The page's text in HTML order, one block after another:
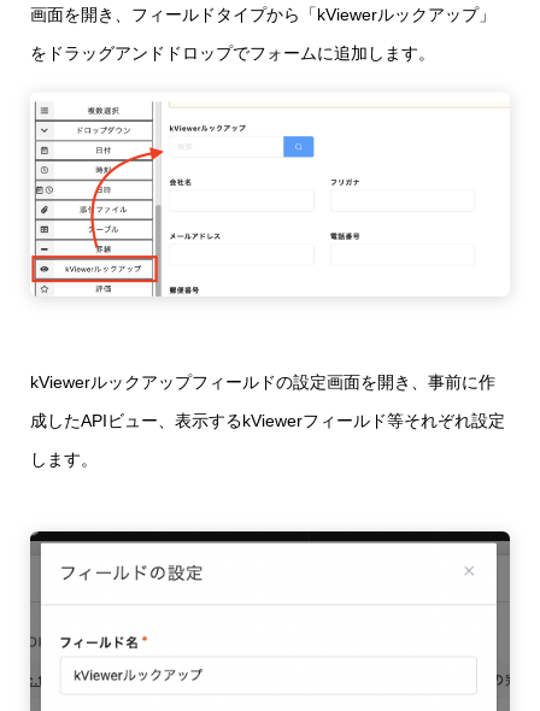
画面を開き、フィールドタイプから「kViewerルックアップ」
をドラッグアンドドロップでフォームに追加します。
kViewerルックアップフィールドの設定画面を開き、事前に作
成したAPIビュー、表示するkViewerフィールド等それぞれ設定
します。